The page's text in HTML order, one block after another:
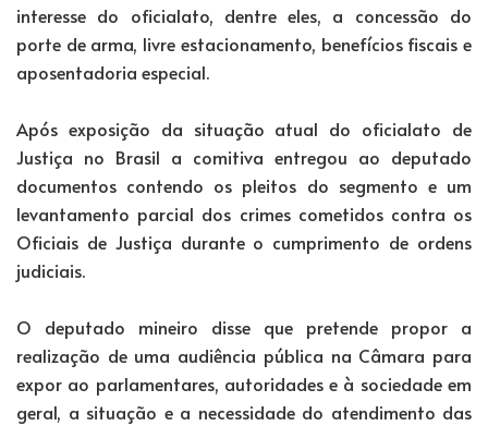
interesse do oficialato, dentre eles, a concessão do
porte de arma, livre estacionamento, benefícios fiscais e
aposentadoria especial.
Após exposição da situação atual do oficialato de
Justiça no Brasil a comitiva entregou ao deputado
documentos contendo os pleitos do segmento e um
levantamento parcial dos crimes cometidos contra os
Oficiais de Justiça durante o cumprimento de ordens
judiciais.
O deputado mineiro disse que pretende propor a
realização de uma audiência pública na Câmara para
expor ao parlamentares, autoridades e à sociedade em
geral, a situação e a necessidade do atendimento das